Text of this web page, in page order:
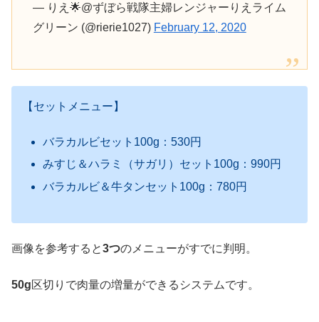
— りえ🌟@ずぼら戦隊主婦レンジャーりえライム
グリーン (@rierie1027) February 12, 2020
【セットメニュー】
バラカルビセット100g：530円
みすじ＆ハラミ（サガリ）セット100g：990円
バラカルビ＆牛タンセット100g：780円
画像を参考すると3つのメニューがすでに判明。
50g区切りで肉量の増量ができるシステムです。